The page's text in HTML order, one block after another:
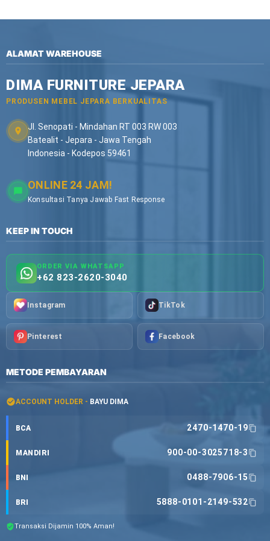
ALAMAT WAREHOUSE
DIMA FURNITURE JEPARA
PRODUSEN MEBEL JEPARA BERKUALITAS
Jl. Senopati - Mindahan RT 003 RW 003
Batealit - Jepara - Jawa Tengah
Indonesia - Kodepos 59461
ONLINE 24 JAM!
Konsultasi Tanya Jawab Fast Response
KEEP IN TOUCH
ORDER VIA WHATSAPP
+62 823-2620-3040
Instagram TikTok
Pinterest Facebook
METODE PEMBAYARAN
ACCOUNT HOLDER - BAYU DIMA
BCA 2470-1470-19
MANDIRI 900-00-3025718-3
BNI 0488-7906-15
BRI 5888-0101-2149-532
Transaksi Dijamin 100% Aman!